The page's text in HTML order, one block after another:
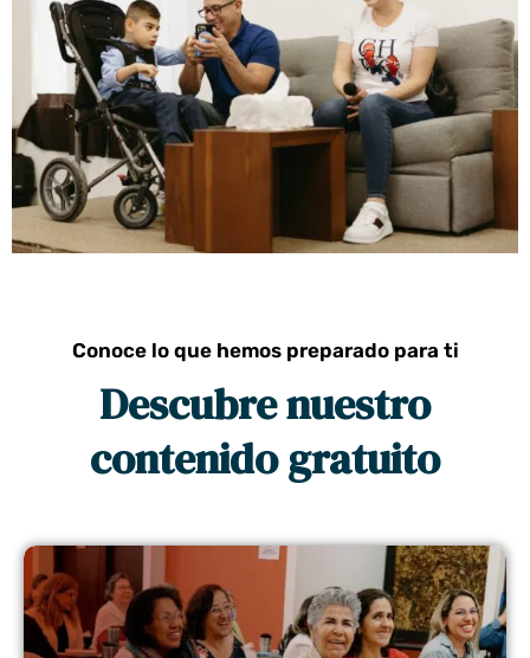
Conoce lo que hemos preparado para ti
Descubre nuestro
contenido gratuito